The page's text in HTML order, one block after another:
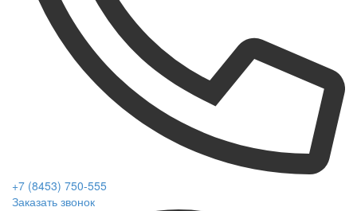
+7 (8453) 750-555
Заказать звонок